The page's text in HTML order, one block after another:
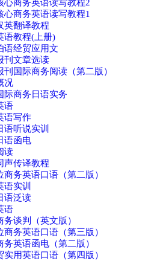
心商务英语读写教程2
心商务英语读写教程1
英翻译教程
语教程(上册)
语经贸应用文
刊文章选读
刊国际商务阅读（第二版）
况
际商务日语实务
语
语写作
语听说实训
语函电
读
声传译教程
商务英语口语（第二版）
语实训
语泛读
语
务谈判（英文版）
商务英语口语（第三版）
务英语函电（第二版）
实用英语口语（第四版）